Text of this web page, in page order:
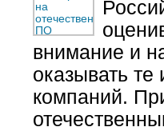
внимание и
оказывать
компаний.